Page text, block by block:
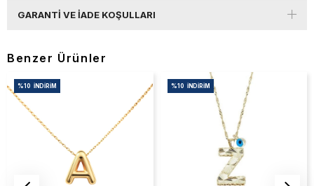
GARANTI VE İADE KOŞULLARI
Benzer Ürünler
%10 İNDIRIM %10 İNDIRIM